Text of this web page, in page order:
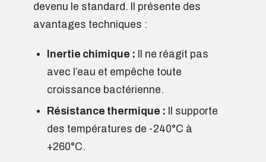
devenu le standard. Il présente des
avantages techniques :
Inertie chimique : Il ne réagit pas
avec l’eau et empêche toute
croissance bactérienne.
Résistance thermique : Il supporte
des températures de -240°C à
+260°C.